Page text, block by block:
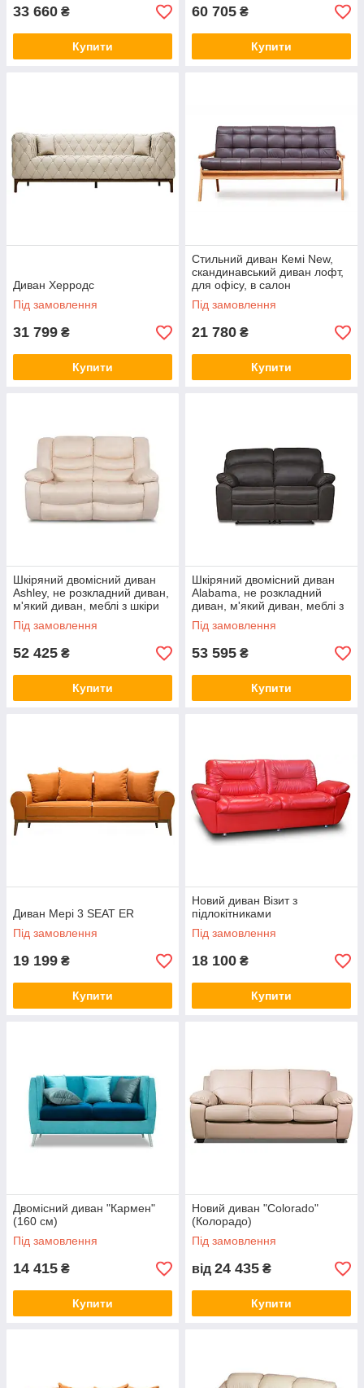
33 660 ₴
Купити
60 705 ₴
Купити
Диван Херродс
Під замовлення
31 799 ₴
Купити
Стильний диван Кемі New,
скандинавський диван лофт,
для офісу, в салон
Під замовлення
21 780 ₴
Купити
Шкіряний двомісний диван
Ashley, не розкладний диван,
м'який диван, меблі з шкіри
Під замовлення
52 425 ₴
Купити
Шкіряний двомісний диван
Alabama, не розкладний
диван, м'який диван, меблі з
шкіри
Під замовлення
53 595 ₴
Купити
Диван Мері 3 SEAT ER
Під замовлення
19 199 ₴
Купити
Новий диван Візит з
підлокітниками
Під замовлення
18 100 ₴
Купити
Двомісний диван "Кармен"
(160 см)
Під замовлення
14 415 ₴
Купити
Новий диван "Colorado"
(Колорадо)
Під замовлення
від 24 435 ₴
Купити